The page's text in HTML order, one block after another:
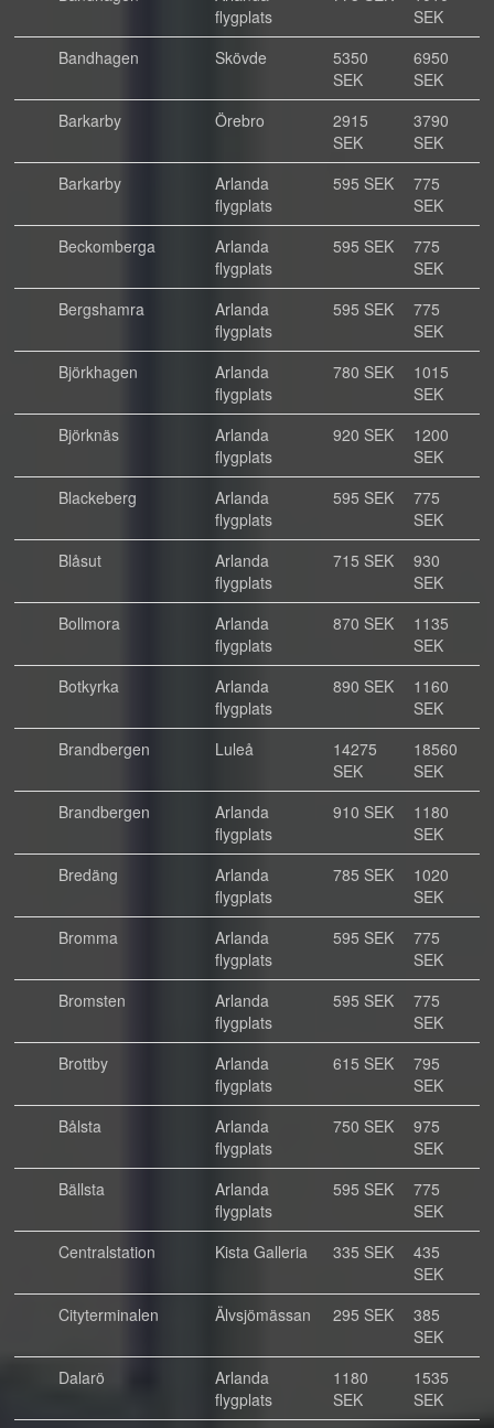
flygplats
SEK
Bandhagen
Skövde
5350
SEK
6950
SEK
Barkarby
Örebro
2915
SEK
3790
SEK
Barkarby
Arlanda
flygplats
595 SEK
775
SEK
Beckomberga
Arlanda
flygplats
595 SEK
775
SEK
Bergshamra
Arlanda
flygplats
595 SEK
775
SEK
Björkhagen
Arlanda
flygplats
780 SEK
1015
SEK
Björknäs
Arlanda
flygplats
920 SEK
1200
SEK
Blackeberg
Arlanda
flygplats
595 SEK
775
SEK
Blåsut
Arlanda
flygplats
715 SEK
930
SEK
Bollmora
Arlanda
flygplats
870 SEK
1135
SEK
Botkyrka
Arlanda
flygplats
890 SEK
1160
SEK
Brandbergen
Luleå
14275
SEK
18560
SEK
Brandbergen
Arlanda
flygplats
910 SEK
1180
SEK
Bredäng
Arlanda
flygplats
785 SEK
1020
SEK
Bromma
Arlanda
flygplats
595 SEK
775
SEK
Bromsten
Arlanda
flygplats
595 SEK
775
SEK
Brottby
Arlanda
flygplats
615 SEK
795
SEK
Bålsta
Arlanda
flygplats
750 SEK
975
SEK
Bällsta
Arlanda
flygplats
595 SEK
775
SEK
Centralstation
Kista Galleria 335 SEK
435
SEK
Cityterminalen
Älvsjömässan 295 SEK
385
SEK
Dalarö
Arlanda
flygplats
1180
SEK
1535
SEK